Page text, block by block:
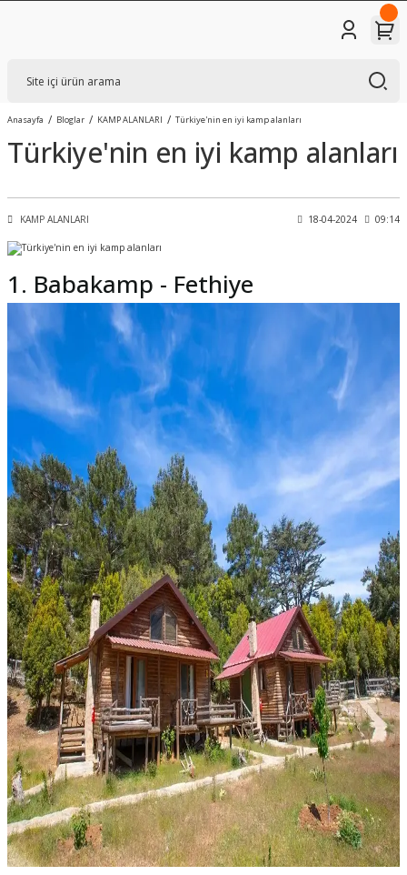
Anasayfa Bloglar KAMP ALANLARI Türkiye'nin en iyi kamp alanları
Türkiye'nin en iyi kamp alanları
KAMP ALANLARI 18-04-2024 09:14
1. Babakamp - Fethiye